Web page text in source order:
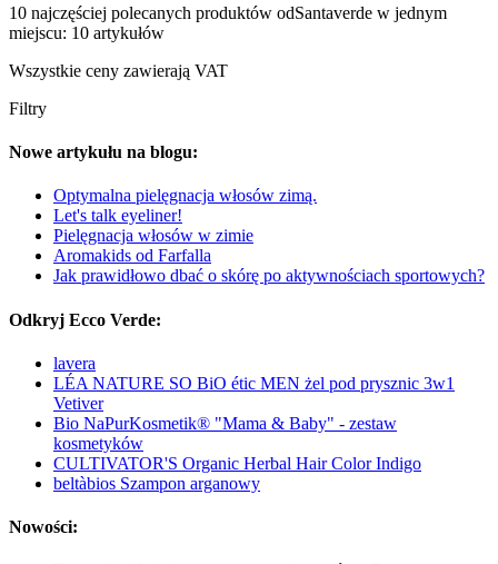
10 najczęściej polecanych produktów odSantaverde w jednym
miejscu: 10 artykułów
Wszystkie ceny zawierają VAT
Filtry
Nowe artykułu na blogu:
Optymalna pielęgnacja włosów zimą.
Let's talk eyeliner!
Pielęgnacja włosów w zimie
Aromakids od Farfalla
Jak prawidłowo dbać o skórę po aktywnościach sportowych?
Odkryj Ecco Verde:
lavera
LÉA NATURE SO BiO étic MEN żel pod prysznic 3w1
Vetiver
Bio NaPurKosmetik® "Mama & Baby" - zestaw
kosmetyków
CULTIVATOR'S Organic Herbal Hair Color Indigo
beltàbios Szampon arganowy
Nowości: